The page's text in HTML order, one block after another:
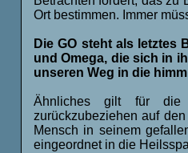
Ort bestimmen. Immer
Die GO steht als letztes
und Omega, die sich in
unseren Weg in die
Ähnliches gilt für die
zurückzubeziehen auf
Mensch in seinem
eingeordnet in die